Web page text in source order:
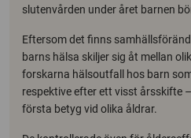
slutenvården under året barnen
Eftersom det finns
barns hälsa skiljer sig åt mellan
forskarna hälsoutfall hos barn
respektive efter ett visst årsskifte
första betyg vid olika åldrar.